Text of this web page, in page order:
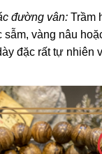
đường vân: Trầm
sẫm, vàng nâu
đặc rất tự nhiên